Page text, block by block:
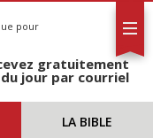
pour
gratuitement
jour par courriel
LA BIBLE